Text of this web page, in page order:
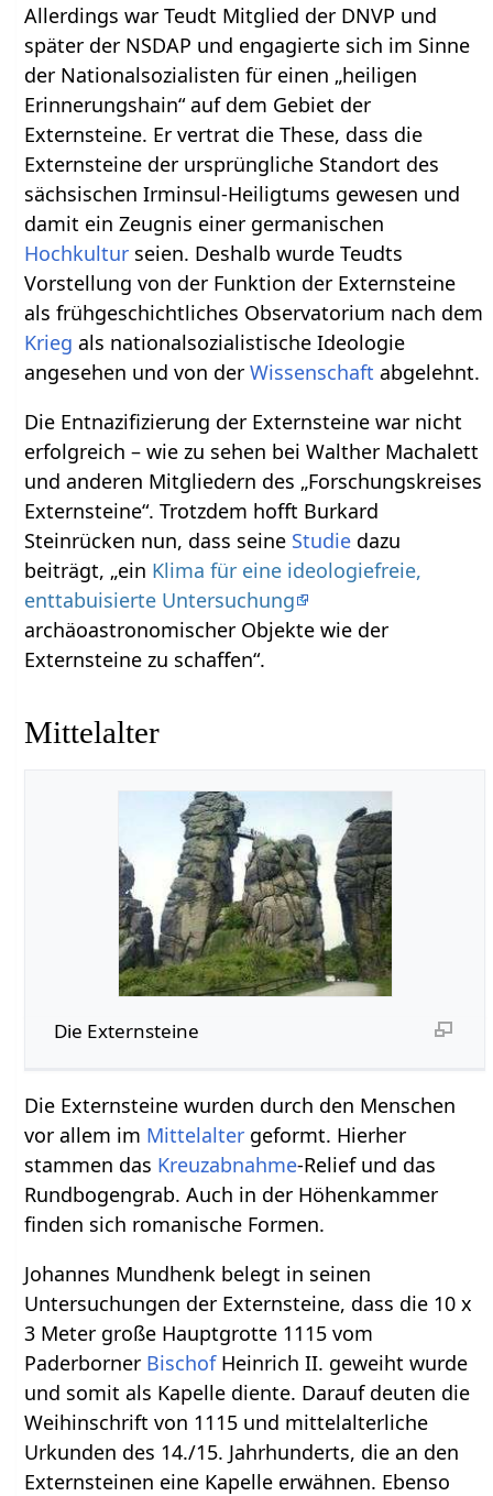
Allerdings war Teudt Mitglied der DNVP und
später der NSDAP und engagierte sich im Sinne
der Nationalsozialisten für einen „heiligen
Erinnerungshain“ auf dem Gebiet der
Externsteine. Er vertrat die These, dass die
Externsteine der ursprüngliche Standort des
sächsischen Irminsul-Heiligtums gewesen und
damit ein Zeugnis einer germanischen
Hochkultur seien. Deshalb wurde Teudts
Vorstellung von der Funktion der Externsteine
als frühgeschichtliches Observatorium nach dem
Krieg als nationalsozialistische Ideologie
angesehen und von derWissenschaft abgelehnt.
Die Entnazifizierung der Externsteine war nicht
erfolgreich – wie zu sehen bei Walther Machalett
und anderen Mitgliedern des „Forschungskreises
Externsteine“. Trotzdem hofft Burkard
Steinrücken nun, dass seine Studie dazu
beiträgt, „ein Klima für eine ideologiefreie,
enttabuisierte Untersuchung
archäoastronomischer Objekte wie der
Externsteine zu schaffen“.
Mittelalter
Die Externsteine
Die Externsteine wurden durch den Menschen
vor allem im Mittelalter geformt. Hierher
stammen das Kreuzabnahme-Relief und das
Rundbogengrab. Auch in der Höhenkammer
finden sich romanische Formen.
Johannes Mundhenk belegt in seinen
Untersuchungen der Externsteine, dass die 10 x
3 Meter große Hauptgrotte 1115 vom
Paderborner BischofHeinrich II. geweiht wurde
und somit als Kapelle diente. Darauf deuten die
Weihinschrift von 1115 und mittelalterliche
Urkunden des 14./15. Jahrhunderts, die an den
Externsteinen eine Kapelle erwähnen. Ebenso